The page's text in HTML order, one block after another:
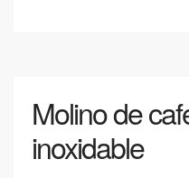
Molino de
inoxidable